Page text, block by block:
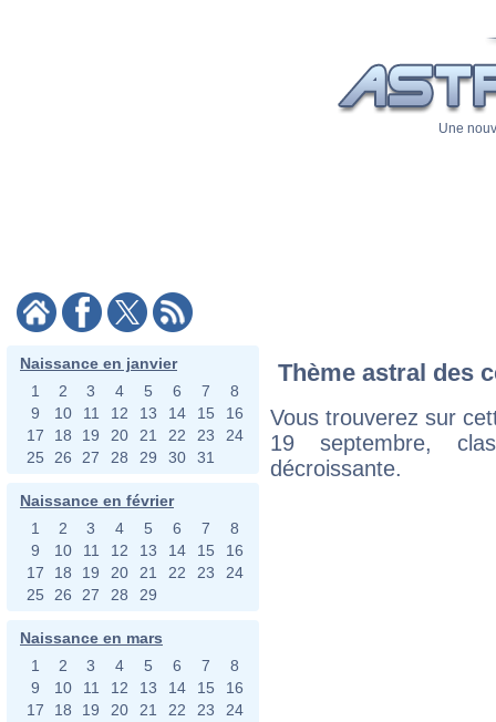
Une
Naissance en janvier
1
2 3 4 5 6 7
8
9
10 11 12 13 14 15
16
17
18 19 20 21 22 23
24
25
26 27 28 29 30 31
Naissance en février
1
2 3 4 5 6 7
8
9
10 11 12 13 14 15
16
17
18 19 20 21 22 23
24
25
26 27 28 29
Naissance en mars
1
2 3 4 5 6 7
8
9
10 11 12 13 14 15
16
17
18 19 20 21 22 23
24
Thème astral des
Vous trouverez sur
19 septembre,
décroissante.